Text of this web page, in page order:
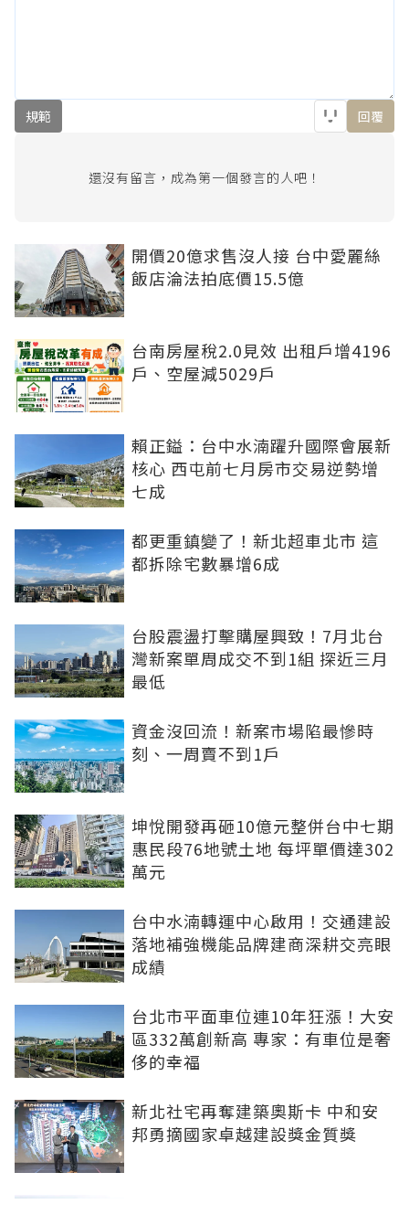
規範 回覆
還沒有留言，成為第一個發言的人吧！
開價20億求售沒人接 台中愛麗絲
飯店淪法拍底價15.5億
台南房屋稅2.0見效 出租戶增4196
戶、空屋減5029戶
賴正鎰：台中水湳躍升國際會展新
核心 西屯前七月房市交易逆勢增
七成
都更重鎮變了！新北超車北市 這
都拆除宅數暴增6成
台股震盪打擊購屋興致！7月北台
灣新案單周成交不到1組 探近三月
最低
資金沒回流！新案市場陷最慘時
刻、一周賣不到1戶
坤悅開發再砸10億元整併台中七期
惠民段76地號土地 每坪單價達302
萬元
台中水湳轉運中心啟用！交通建設
落地補強機能品牌建商深耕交亮眼
成績
台北市平面車位連10年狂漲！大安
區332萬創新高 專家：有車位是奢
侈的幸福
新北社宅再奪建築奧斯卡 中和安
邦勇摘國家卓越建設獎金質獎